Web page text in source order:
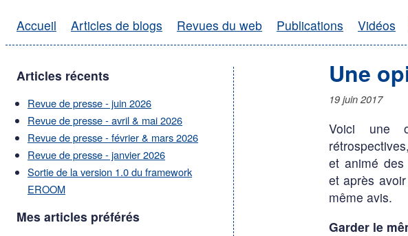
Accueil Articles de blogs Revues du web Publications Vidéos
Articles récents
Revue de presse - juin 2026
Revue de presse - avril & mai 2026
Revue de presse - février & mars 2026
Revue de presse - janvier 2026
Sortie de la version 1.0 du framework
EROOM
Mes articles préférés
Une
19 juin 2017
Voici une
et animé des
et après
même avis.
Garder le